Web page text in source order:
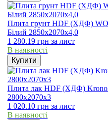
Плита грунт HDF (ХДФ)
Білий 2850х2070х4,0
1 280.19 грн за лист
В наявності
Купити
Плита лак HDF (ХДФ)
2800x2070x3
1 020.10 грн за лист
В наявності